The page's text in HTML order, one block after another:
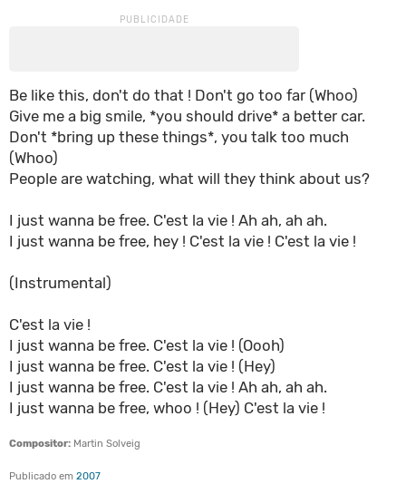
Be like this, don't do that ! Don't go too far (Whoo)
Give me a big smile, *you should drive* a better car.
Don't *bring up these things*, you talk too much
(Whoo)
People are watching, what will they think about us?
I just wanna be free. C'est la vie ! Ah ah, ah ah.
I just wanna be free, hey ! C'est la vie ! C'est la vie !
(Instrumental)
C'est la vie !
I just wanna be free. C'est la vie ! (Oooh)
I just wanna be free. C'est la vie ! (Hey)
I just wanna be free. C'est la vie ! Ah ah, ah ah.
I just wanna be free, whoo ! (Hey) C'est la vie !
Compositor: Martin Solveig
Publicado em 2007